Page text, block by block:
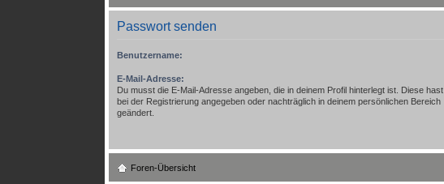
Passwort senden
Benutzername:
E-Mail-Adresse:
Du musst die E-Mail-Adresse angeben, die in deinem Profil hinterlegt ist. Diese
bei der Registrierung angegeben oder nachträglich in deinem persönlichen Bereich
geändert.
Foren-Übersicht